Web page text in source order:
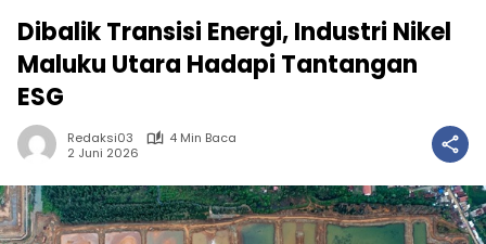
Dibalik Transisi Energi, Industri Nikel
Maluku Utara Hadapi Tantangan
ESG
Redaksi03
4 Min Baca
2 Juni 2026